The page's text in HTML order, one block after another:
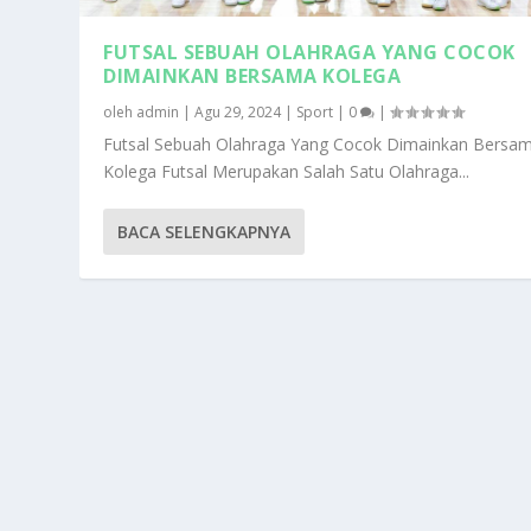
FUTSAL SEBUAH OLAHRAGA YANG COCOK
DIMAINKAN BERSAMA KOLEGA
oleh admin |Agu 29, 2024| Sport | 0 |
Futsal Sebuah Olahraga Yang Cocok Dimainkan
Kolega Futsal Merupakan Salah Satu Olahraga...
BACA SELENGKAPNYA